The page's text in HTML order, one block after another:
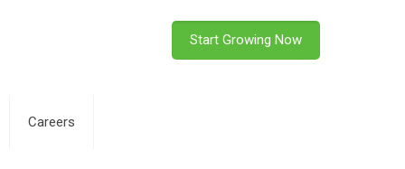
Careers
Start Growing Now